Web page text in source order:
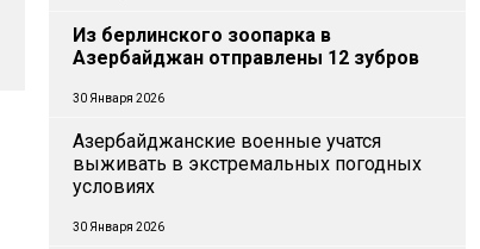
Из берлинского зоопарка в
Азербайджан отправлены 12 зубров
30 Января 2026
Азербайджанские военные учатся
выживать в экстремальных погодных
условиях
30 Января 2026